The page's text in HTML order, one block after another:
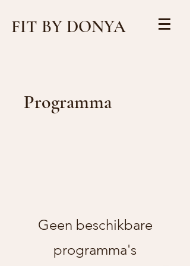
FIT BY DONYA
Programma
Geen beschikbare
programma's